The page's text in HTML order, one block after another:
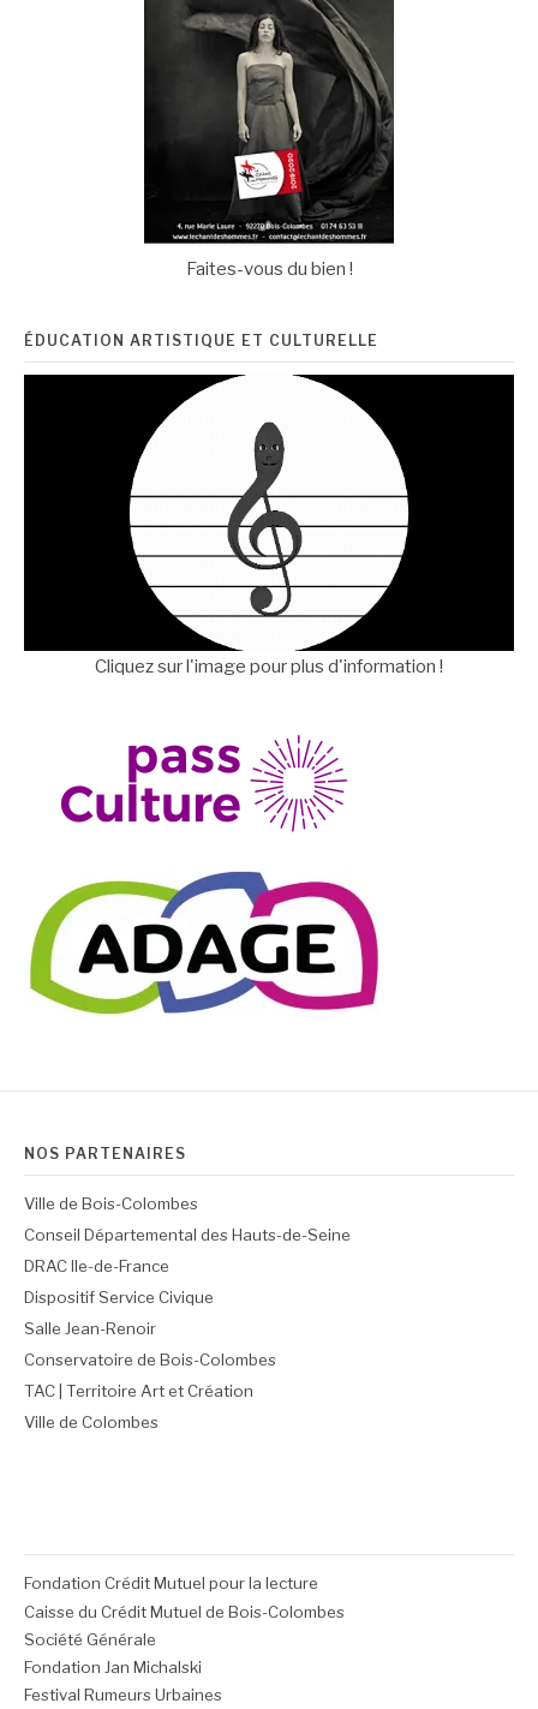
Faites-vous du bien !
ÉDUCATION ARTISTIQUE ET CULTURELLE
Cliquez sur l'image pour plus d'information !
NOS PARTENAIRES
Ville de Bois-Colombes
Conseil Départemental des Hauts-de-Seine
DRAC Ile-de-France
Dispositif Service Civique
Salle Jean-Renoir
Conservatoire de Bois-Colombes
TAC | Territoire Art et Création
Ville de Colombes
Fondation Crédit Mutuel pour la lecture
Caisse du Crédit Mutuel de Bois-Colombes
Société Générale
Fondation Jan Michalski
Festival Rumeurs Urbaines